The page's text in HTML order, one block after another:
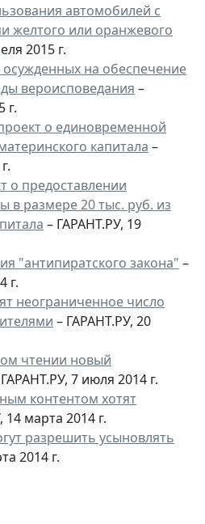
автомобилей с
желтого или оранжевого
2015 г.
на обеспечение
вероисповедания –
г.
о единовременной
капитала –
о предоставлении
в размере 20 тыс. руб. из
– ГАРАНТ.РУ, 19
"антипиратского закона" –
г.
неограниченное число
– ГАРАНТ.РУ, 20
чтении новый
7 июля 2014 г.
контентом хотят
14 марта 2014 г.
разрешить усыновлять
2014 г.